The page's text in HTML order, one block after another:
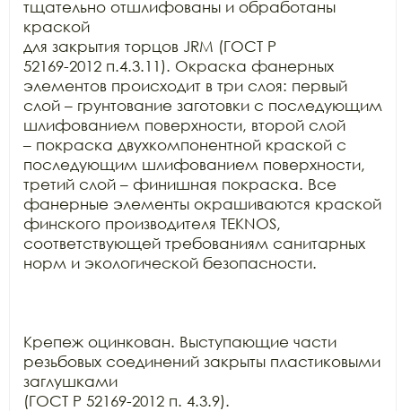
тщательно отшлифованы и обработаны
краской
для закрытия торцов JRM (ГОСТ Р
52169-2012 п.4.3.11). Окраска фанерных
элементов происходит в три слоя: первый
слой – грунтование заготовки с последующим
шлифованием поверхности, второй слой
– покраска двухкомпонентной краской с
последующим шлифованием поверхности,
третий слой – финишная покраска. Все
фанерные элементы окрашиваются краской
финского производителя TEKNOS,
соответствующей требованиям санитарных
норм и экологической безопасности.
Крепеж оцинкован. Выступающие части
резьбовых соединений закрыты пластиковыми
заглушками
(ГОСТ Р 52169-2012 п. 4.3.9).